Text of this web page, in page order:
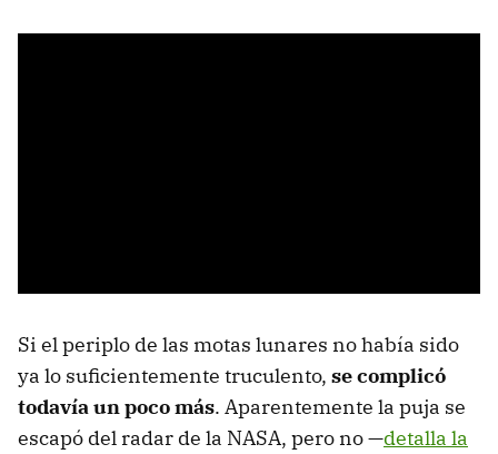
Si el periplo de las motas lunares no había sido
ya lo suficientemente truculento, se complicó
todavía un poco más. Aparentemente la puja se
escapó del radar de la NASA, pero no —detalla la